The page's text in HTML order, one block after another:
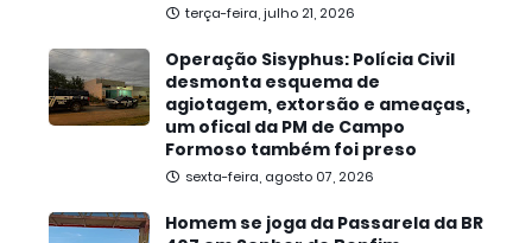
terça-feira, julho 21, 2026
Operação Sisyphus: Polícia Civil
desmonta esquema de
agiotagem, extorsão e ameaças,
um ofical da PM de Campo
Formoso também foi preso
sexta-feira, agosto 07, 2026
Homem se joga da Passarela da BR